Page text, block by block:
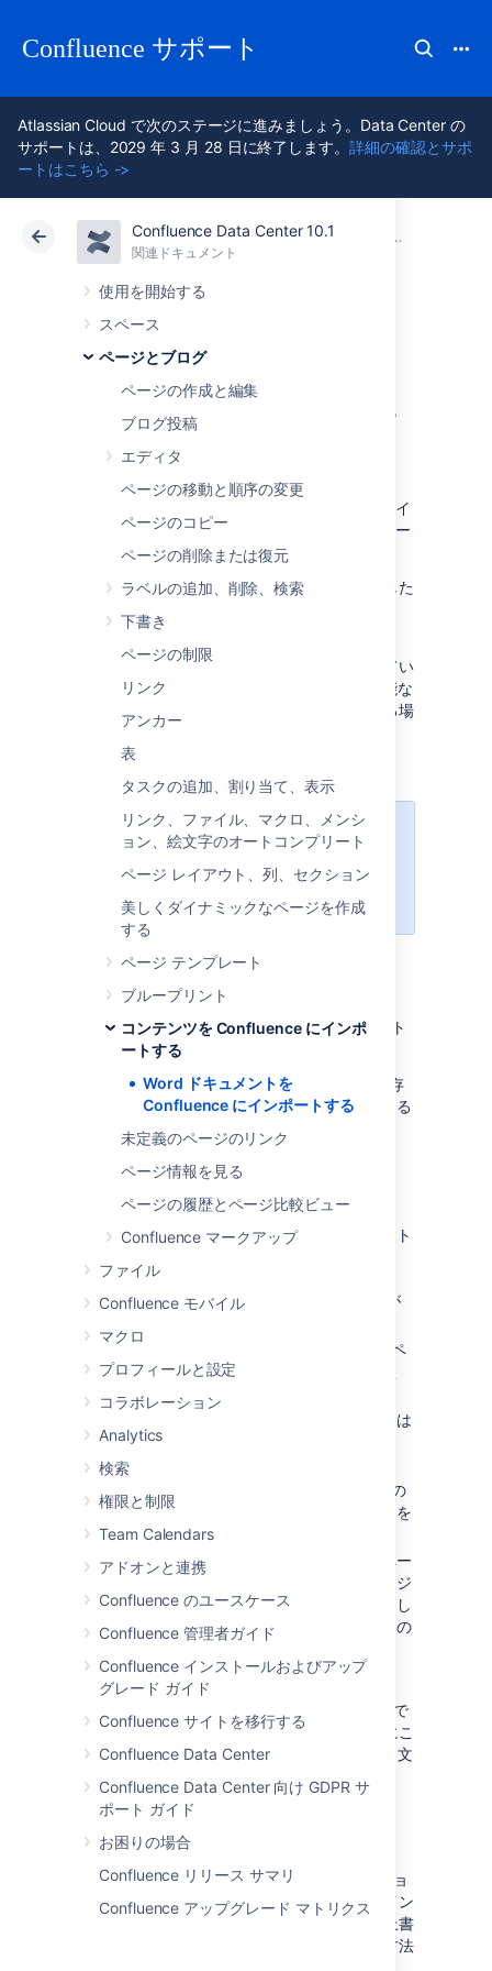
Confluence サポート
Atlassian Cloud で次のステージに進みましょう。Data Center の
サポートは、2029 年 3 月 28 日に終了します。詳細の確認とサポ
ートはこちら ->
Confluence Data Center 10.1
関連ドキュメント
使用を開始する
スペース
ページとブログ
ページの作成と編集
ブログ投稿
エディタ
ページの移動と順序の変更
ページのコピー
ページの削除または復元
ラベルの追加、削除、検索
下書き
ページの制限
リンク
アンカー
表
タスクの追加、割り当て、表示
リンク、ファイル、マクロ、メンシ
ョン、絵文字のオートコンプリート
ページ レイアウト、列、セクション
美しくダイナミックなページを作成
する
ページ テンプレート
ブループリント
コンテンツを Confluence にインポ
ートする
Word ドキュメントを
Confluence にインポートする
未定義のページのリンク
ページ情報を見る
ページの履歴とページ比較ビュー
Confluence マークアップ
ファイル
Confluence モバイル
マクロ
プロフィールと設定
コラボレーション
Analytics
検索
権限と制限
Team Calendars
アドオンと連携
Confluence のユースケース
Confluence 管理者ガイド
Confluence インストールおよびアップ
グレード ガイド
Confluence サイトを移行する
Confluence Data Center
Confluence Data Center 向け GDPR サ
ポート ガイド
お困りの場合
Confluence リリース サマリ
Confluence アップグレード マトリクス
アトラシアン サポート Confluence 10.1
関連ドキュメント
クラウド Data Center 10.1
Word ドキュメン
トを Confluence に
インポートする
Office コネクターを使用すると、Word 文書をイ
ンポートして、コンテンツから Confluence ペー
ジを 1 つ以上作成できます。
文書の見出しに応じて、単一のページを作成した
す。
数多くのコンテンツが既存の文書に保存されてい
る場合、または Word 形式にエクスポート可能な
別のシステムやプラットフォームから移行する場
合に便利です。
システム管理者がこの機能を無効に
ついてはシステム管理者にお問い合
わせください。
Word 文書のインポート
Word ドキュメントを Confluence にインポート
するには、次の手順を実行します。
Confluence でページを作成するか、既存
のページに移動します（ページを編集する
のではなく、表示する）。
その他のオプション
> [Word 文書をインポート]
[ファイルを選択] を選択して、インポート
[ 次へ] を選択します。
ドキュメントのインポート オプションが
を入力します (ペ
ージ タイトルにファイル名を使用したく
ない場合)。
ファイルを（新しいページとして、または
同じタイトルの既存のページに上書きし
て）インポートする
タイトル
の処理方法 (新しいページの
名前を変更するか、または既存のページを
置き換える) を選択します。
ファイルの見出しスタイルに応じて、ペー
ジの作成を単一ページにするか複数ページ
にするかを選択します（ファイルに見出し
スタイルが含まれている場合にのみ、この
ClickImport.
アップロードが完了すると、Word 文書の内容で
ページが作成されます。その後は、通常通りにこ
のページを表示し、編集できます。元の Word 文
インポート オプション
Word 文書のインポートにはいくつかのオプショ
ンがあり、これによってページの作成方法、イン
ポートによってスペース内の既存のページを上書
きするかどうか、ページ名の重複を処理する方法